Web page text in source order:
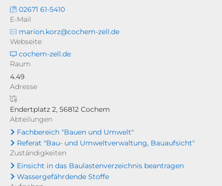
02671 61-5410
E-Mail
marion.korz@cochem-zell.de
Webseite
cochem-zell.de
Raum
4.49
Adresse
Endertplatz 2, 56812 Cochem
Abteilungen
Fachbereich "Bauen und Umwelt"
Referat "Bau- und Umweltverwaltung, Bauaufsicht"
Zuständigkeiten
Einsicht in das Baulastenverzeichnis beantragen
Wassergefährdende Stoffe